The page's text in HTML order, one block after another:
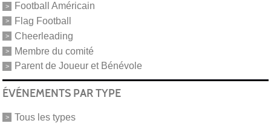
Football Américain
Flag Football
Cheerleading
Membre du comité
Parent de Joueur et Bénévole
ÉVÉNEMENTS PAR TYPE
Tous les types